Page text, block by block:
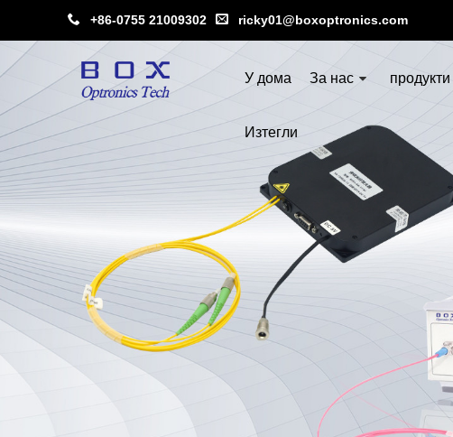
+86-0755 21009302 ricky01@boxoptronics.com
У дома За нас продукти
Изтегли